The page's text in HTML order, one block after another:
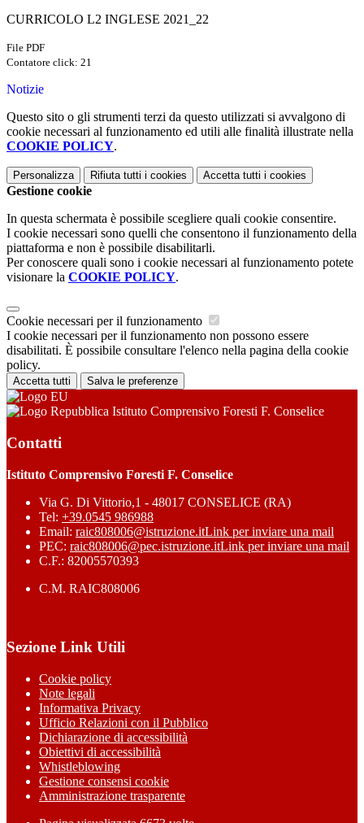
CURRICOLO L2 INGLESE 2021_22
File PDF
Contatore click: 21
Notizie
Questo sito o gli strumenti terzi da questo utilizzati si avvalgono di
cookie necessari al funzionamento ed utili alle finalità illustrate nella
COOKIE POLICY.
Personalizza Rifiuta tutti i cookies Accetta tutti i cookies
Gestione cookie
In questa schermata è possibile scegliere quali cookie consentire.
I cookie necessari sono quelli che consentono il funzionamento della
piattaforma e non è possibile disabilitarli.
Per conoscere quali sono i cookie necessari al funzionamento potete
visionare la COOKIE POLICY.
Cookie necessari per il funzionamento
I cookie necessari per il funzionamento non possono essere
disabilitati. È possibile consultare l'elenco nella pagina della cookie
policy.
Accetta tutti Salva le preferenze
Istituto Comprensivo Foresti F. Conselice
Contatti
Istituto Comprensivo Foresti F. Conselice
Via G. Di Vittorio,1 - 48017 CONSELICE (RA)
Tel: +39.0545 986988
Email: raic808006@istruzione.itLink per inviare una mail
PEC: raic808006@pec.istruzione.itLink per inviare una mail
C.F.: 82005570393
C.M. RAIC808006
Sezione Link Utili
Cookie policy
Note legali
Informativa Privacy
Ufficio Relazioni con il Pubblico
Dichiarazione di accessibilità
Obiettivi di accessibilità
Whistleblowing
Gestione consensi cookie
Amministrazione trasparente